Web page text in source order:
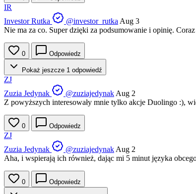
IR
Investor Rutka
@investor_rutka Aug 3
Nie ma za co. Super dzięki za podsumowanie i opinię.
0 Odpowiedz
Pokaż jeszcze 1 odpowiedź
ZJ
Zuzia Jedynak
@zuziajedynak Aug 2
Z powyższych interesowały mnie tylko akcje Duolingo :),
0 Odpowiedz
ZJ
Zuzia Jedynak
@zuziajedynak Aug 2
Aha, i wspierają ich również, dając mi 5 minut języka
0 Odpowiedz